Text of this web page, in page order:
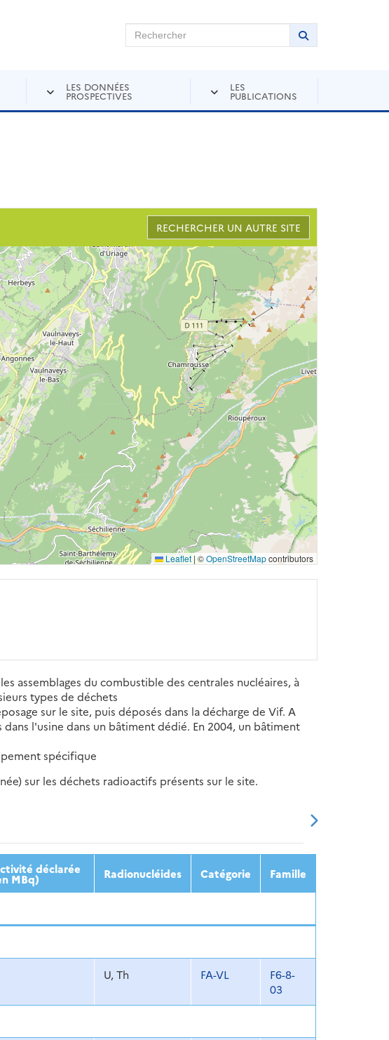
Rechercher sur Andra Inventaire Rechercher
Lancer la
LES DONNÉES
PROSPECTIVES
LES
PUBLICATIONS
RECHERCHER UN AUTRE SITE
Leaflet | ©OpenStreetMapcontributors
assemblages du combustible des centrales nucléaires, à
types de déchets
sur le site, puis déposés dans la décharge de Vif. A
l'usine dans un bâtiment dédié. En 2004, un bâtiment
spécifique
sur les déchets radioactifs présents sur le site.
2020 2021 2022 2023
déclarée
MBq) Radionucléides Catégorie Famille
U, Th FA-VL
F6-8-
03